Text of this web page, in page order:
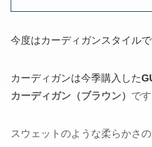
今度はカーディガンスタイル
カーディガンは今季購入した
カーディガン（ブラウン） です
スウェットのような柔らかさ